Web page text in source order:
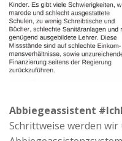
Abbiegeassistent
Schrittweise werden